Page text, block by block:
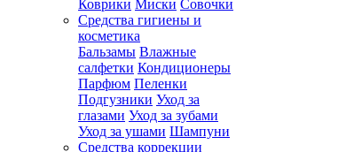
Коврики Миски Совочки
Средства гигиены и
косметика
Бальзамы Влажные
салфетки Кондиционеры
Парфюм Пеленки
Подгузники Уход за
глазами Уход за зубами
Уход за ушами Шампуни
Средства коррекции